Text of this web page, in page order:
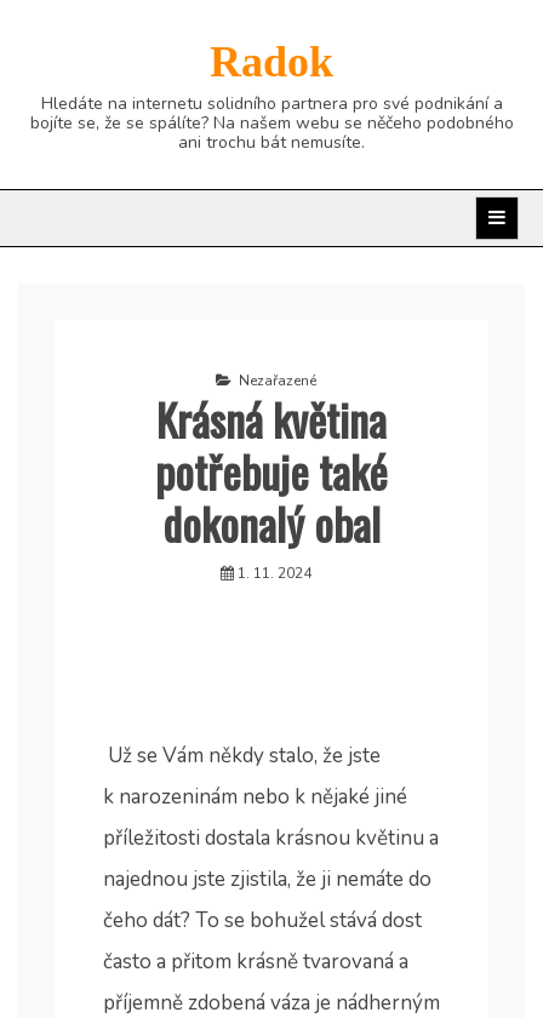
Radok
Hledáte na internetu solidního partnera pro své podnikání a
bojíte se, že se spálíte? Na našem webu se něčeho podobného
ani trochu bát nemusíte.
Nezařazené
Krásná květina
potřebuje také
dokonalý obal
1. 11. 2024
Už se Vám někdy stalo, že jste
k narozeninám nebo k nějaké jiné
příležitosti dostala krásnou květinu a
najednou jste zjistila, že ji nemáte do
čeho dát? To se bohužel stává dost
často a přitom krásně tvarovaná a
příjemně zdobená váza je nádherným